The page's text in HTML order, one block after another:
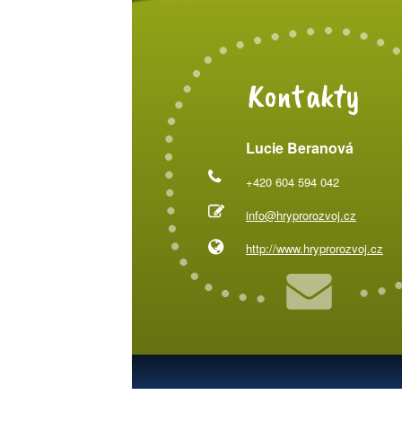
Kontakty
Lucie Beranová
+420 604 594 042
info@hryprorozvoj.cz
http://www.hryprorozvoj.cz